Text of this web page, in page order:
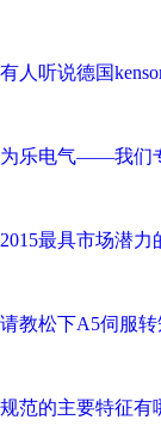
有人听说德国
为乐电气——我们
2015最具市场潜力
请教松下A5伺服转
规范的主要特征有